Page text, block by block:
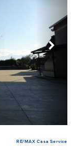
RE/MAX Casa Service